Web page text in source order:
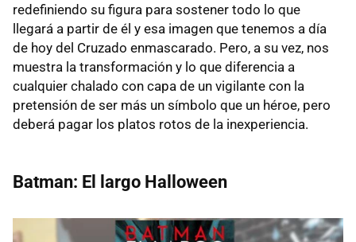
redefiniendo su figura para sostener todo lo que
llegará a partir de él y esa imagen que tenemos a día
de hoy del Cruzado enmascarado. Pero, a su vez, nos
muestra la transformación y lo que diferencia a
cualquier chalado con capa de un vigilante con la
pretensión de ser más un símbolo que un héroe, pero
deberá pagar los platos rotos de la inexperiencia.
Batman: El largo Halloween